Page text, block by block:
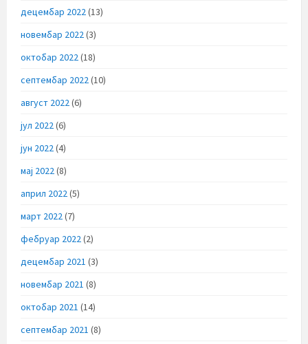
децембар 2022(13)
новембар 2022(3)
октобар 2022(18)
септембар 2022(10)
август 2022(6)
јул 2022(6)
јун 2022(4)
мај 2022(8)
април 2022(5)
март 2022(7)
фебруар 2022(2)
децембар 2021 (3)
новембар 2021 (8)
октобар 2021 (14)
септембар 2021 (8)